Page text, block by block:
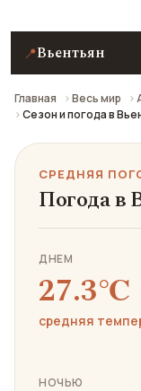
📍Вьентьян
Главная Весь мир
Сезон и погода в
СРЕДНЯЯ
Погода в
ДНЕМ
27.3℃
средняя
НОЧЬЮ